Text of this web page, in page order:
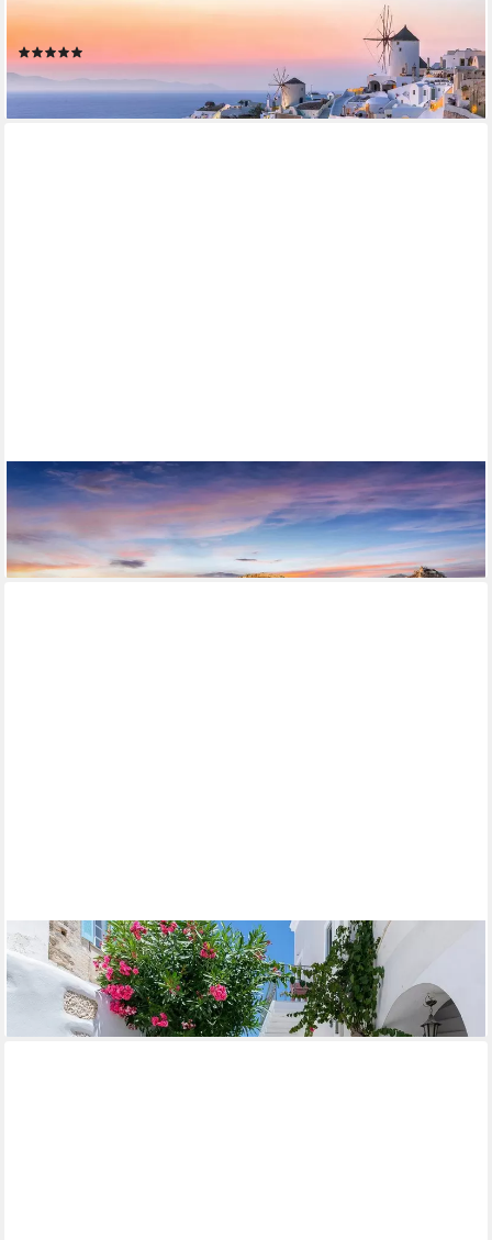
PAPERMOON
ab 22,87 €
lieferbar - in 2-3 Werktagen bei dir
PAPERMOON
Fototapete Griechenland
ab 22,87 €
lieferbar - in 2-3 Werktagen bei dir
PAPERMOON
Fototapete Griechenland Häuser
ab 26,14 €
lieferbar - in 2-3 Werktagen bei dir